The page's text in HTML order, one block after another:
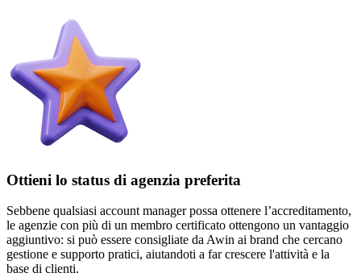
Ottieni lo status di agenzia preferita
Sebbene qualsiasi account manager possa ottenere l’accreditamento,
le agenzie con più di un membro certificato ottengono un vantaggio
aggiuntivo: si può essere consigliate da Awin ai brand che cercano
gestione e supporto pratici, aiutandoti a far crescere l'attività e la
base di clienti.